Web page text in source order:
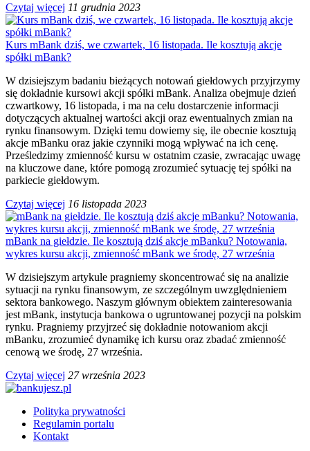
Czytaj więcej 11 grudnia 2023
Kurs mBank dziś, we czwartek, 16 listopada. Ile kosztują akcje
spółki mBank?
W dzisiejszym badaniu bieżących notowań giełdowych przyjrzymy
się dokładnie kursowi akcji spółki mBank. Analiza obejmuje dzień
czwartkowy, 16 listopada, i ma na celu dostarczenie informacji
dotyczących aktualnej wartości akcji oraz ewentualnych zmian na
rynku finansowym. Dzięki temu dowiemy się, ile obecnie kosztują
akcje mBanku oraz jakie czynniki mogą wpływać na ich cenę.
Prześledzimy zmienność kursu w ostatnim czasie, zwracając uwagę
na kluczowe dane, które pomogą zrozumieć sytuację tej spółki na
parkiecie giełdowym.
Czytaj więcej 16 listopada 2023
mBank na giełdzie. Ile kosztują dziś akcje mBanku? Notowania,
wykres kursu akcji, zmienność mBank we środę, 27 września
W dzisiejszym artykule pragniemy skoncentrować się na analizie
sytuacji na rynku finansowym, ze szczególnym uwzględnieniem
sektora bankowego. Naszym głównym obiektem zainteresowania
jest mBank, instytucja bankowa o ugruntowanej pozycji na polskim
rynku. Pragniemy przyjrzeć się dokładnie notowaniom akcji
mBanku, zrozumieć dynamikę ich kursu oraz zbadać zmienność
cenową we środę, 27 września.
Czytaj więcej 27 września 2023
Polityka prywatności
Regulamin portalu
Kontakt